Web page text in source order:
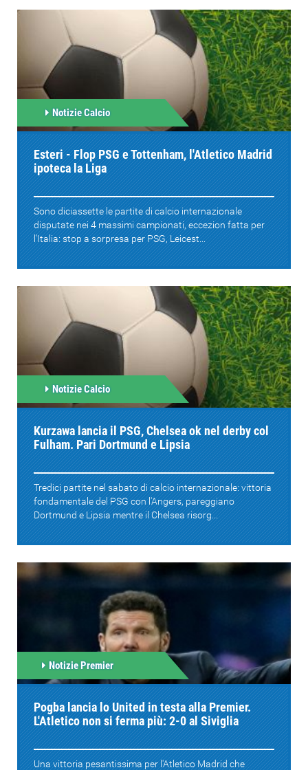
Notizie Calcio
Esteri - Flop PSG e Tottenham, l'Atletico Madrid
ipoteca la Liga
Sono diciassette le partite di calcio internazionale
disputate nei 4 massimi campionati, eccezion fatta per
l'Italia: stop a sorpresa per PSG, Leicest...
Notizie Calcio
Kurzawa lancia il PSG, Chelsea ok nel derby col
Fulham. Pari Dortmund e Lipsia
Tredici partite nel sabato di calcio internazionale: vittoria
fondamentale del PSG con l'Angers, pareggiano
Dortmund e Lipsia mentre il Chelsea risorg...
Notizie Premier
Pogba lancia lo United in testa alla Premier.
L'Atletico non si ferma più: 2-0 al Siviglia
Una vittoria pesantissima per l'Atletico Madrid che